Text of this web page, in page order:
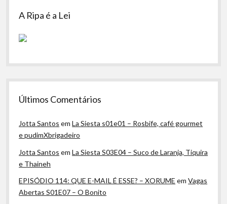
A Ripa é a Lei
Últimos Comentários
Jotta Santos emLa Siesta s01e01 – Rosbife, café gourmet
e pudimXbrigadeiro
Jotta Santos emLa Siesta S03E04 – Suco de Laranja, Tiquira
e Thaineh
EPISÓDIO 114: QUE E-MAIL É ESSE? – XORUME emVagas
Abertas S01E07 – O Bonito